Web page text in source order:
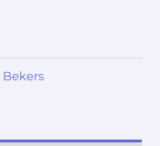
Bekers